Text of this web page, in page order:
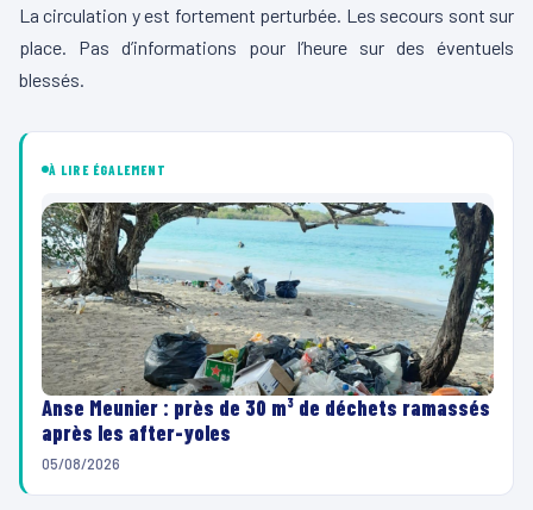
e
c
t
u
La circulation y est fortement perturbée. Les secours sont sur
place. Pas d’informations pour l’heure sur des éventuels
blessés.
À LIRE ÉGALEMENT
Anse Meunier : près de 30 m³ de déchets ramassés
après les after-yoles
05/08/2026